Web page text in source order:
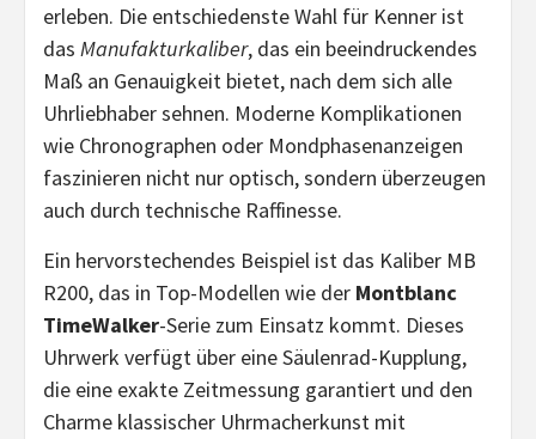
erleben. Die entschiedenste Wahl für Kenner ist
das Manufakturkaliber, das ein beeindruckendes
Maß an Genauigkeit bietet, nach dem sich alle
Uhrliebhaber sehnen. Moderne Komplikationen
wie Chronographen oder Mondphasenanzeigen
faszinieren nicht nur optisch, sondern überzeugen
auch durch technische Raffinesse.
Ein hervorstechendes Beispiel ist das Kaliber MB
R200, das in Top-Modellen wie der Montblanc
TimeWalker-Serie zum Einsatz kommt. Dieses
Uhrwerk verfügt über eine Säulenrad-Kupplung,
die eine exakte Zeitmessung garantiert und den
Charme klassischer Uhrmacherkunst mit